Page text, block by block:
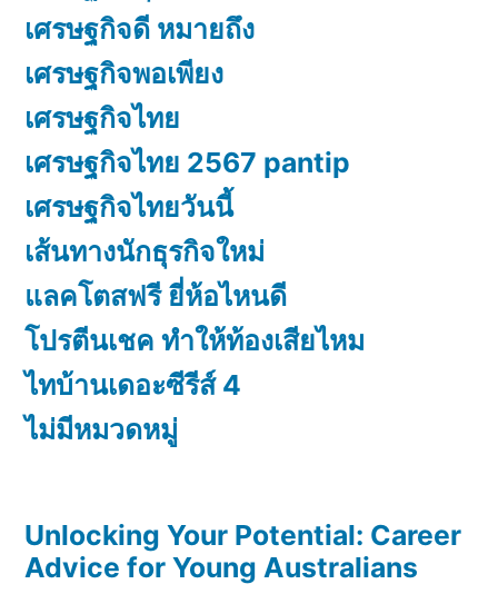
เศรษฐกิจดี หมายถึง
เศรษฐกิจพอเพียง
เศรษฐกิจไทย
เศรษฐกิจไทย 2567 pantip
เศรษฐกิจไทยวันนี้
เส้นทางนักธุรกิจใหม่
แลคโตสฟรี ยี่ห้อไหนดี
โปรตีนเชค ทำให้ท้องเสียไหม
ไทบ้านเดอะซีรีส์ 4
ไม่มีหมวดหมู่
Unlocking Your Potential: Career
Advice for Young Australians